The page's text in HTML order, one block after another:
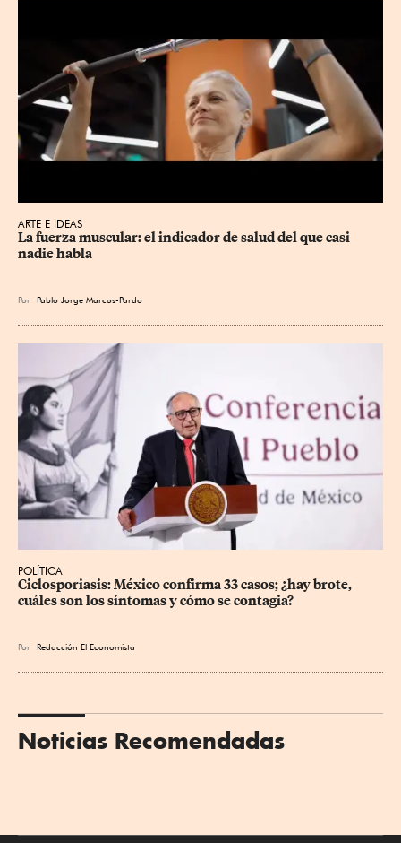
ARTE E IDEAS
La fuerza muscular: el indicador de salud del que casi
nadie habla
Por Pablo Jorge Marcos-Pardo
POLÍTICA
Ciclosporiasis: México confirma 33 casos; ¿hay brote,
cuáles son los síntomas y cómo se contagia?
Por Redacción El Economista
Noticias Recomendadas